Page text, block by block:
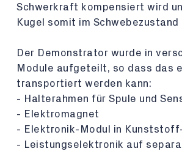
Schwerkraft kompensiert wird
Kugel somit im
Der Demonstrator wurde in
Module aufgeteilt, so dass das
transportiert werden kann:
- Halterahmen für Spule und
- Elektromagnet
- Elektronik-Modul in
- Leistungselektronik auf